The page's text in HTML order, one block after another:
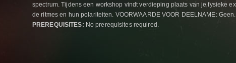
spectrum. Tijdens een workshop vindt verdieping plaats van je fysieke
de ritmes en hun polariteiten. VOORWAARDE VOOR DEELNAME: Geen.
PREREQUISITES: No prerequisites required.